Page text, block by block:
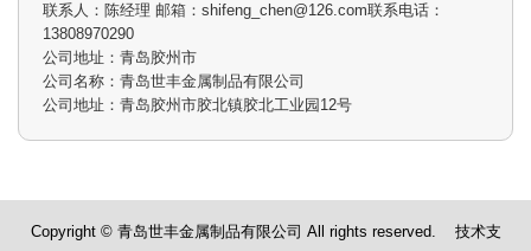
联系人：陈经理 邮箱：shifeng_chen@126.com联系电话：
13808970290
公司地址：青岛胶州市
公司名称：青岛世丰金属制品有限公司
公司地址：青岛胶州市胶北镇胶北工业园12号
Copyright © 青岛世丰金属制品有限公司 All rights reserved. 技术支